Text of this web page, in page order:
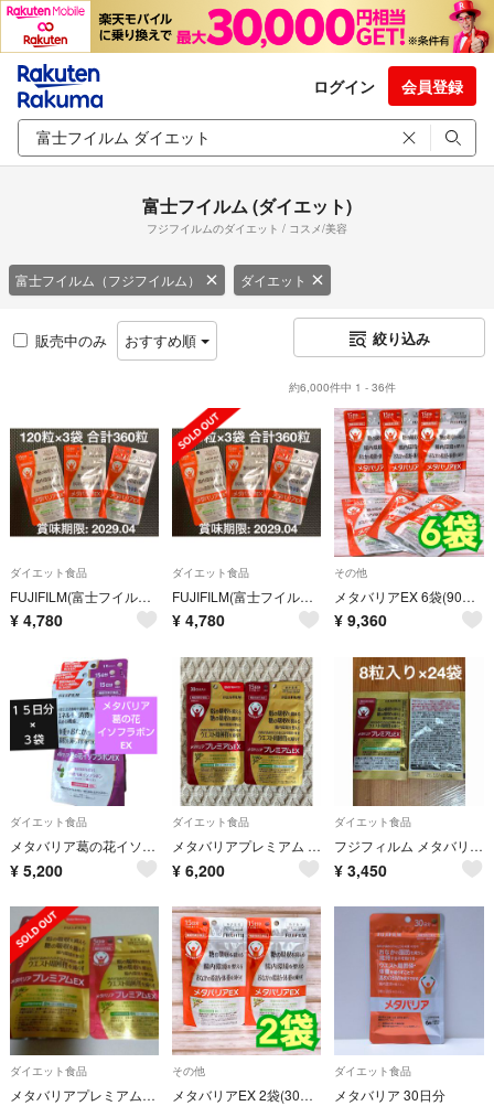
ログイン 会員登録
富士フイルム (ダイエット)
フジフイルムのダイエット / コスメ/美容
富士フイルム（フジフイルム） ダイエット
販売中のみ おすすめ順 絞り込み
約6,000件中 1 - 36件
ダイエット食品
FUJIFILM(富士フイルム) メタバリアEX 120粒×3袋 合計45日分(360粒) サプリ サラシア [機能性表示食品]
¥ 4,780
ダイエット食品
FUJIFILM(富士フイルム) メタバリアEX 120粒×3袋 合計45日分(360粒) サプリ サラシア [機能性表示食品]
¥ 4,780
その他
メタバリアEX 6袋(90日分／720粒)
¥ 9,360
ダイエット食品
メタバリア葛の花イソフラボンEX 15日分 ３袋セット 富士フィルム FUJIFILM
¥ 5,200
ダイエット食品
メタバリアプレミアム EX
¥ 6,200
ダイエット食品
フジフィルム メタバリアプレミアムEX （8粒入り×24袋）
¥ 3,450
ダイエット食品
メタバリアプレミアムEX
その他
メタバリアEX 2袋(30日分／240粒)
ダイエット食品
メタバリア 30日分